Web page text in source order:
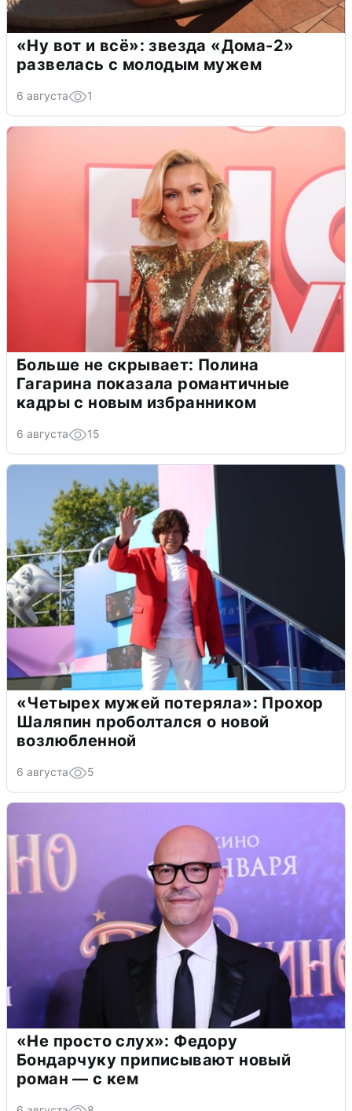
«Ну вот и всё»: звезда «Дома-2»
развелась с молодым мужем
6 августа 1
Больше не скрывает: Полина
Гагарина показала романтичные
кадры с новым избранником
6 августа 15
«Четырех мужей потеряла»: Прохор
Шаляпин проболтался о новой
возлюбленной
6 августа 5
«Не просто слух»: Федору
Бондарчуку приписывают новый
роман — с кем